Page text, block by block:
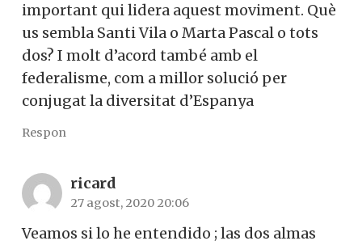
important qui lidera aquest moviment. Què
us sembla Santi Vila o Marta Pascal o tots
dos? I molt d’acord també amb el
federalisme, com a millor solució per
conjugat la diversitat d’Espanya
Respon
ricard
27 agost, 2020 20:06
Veamos si lo he entendido ; las dos almas